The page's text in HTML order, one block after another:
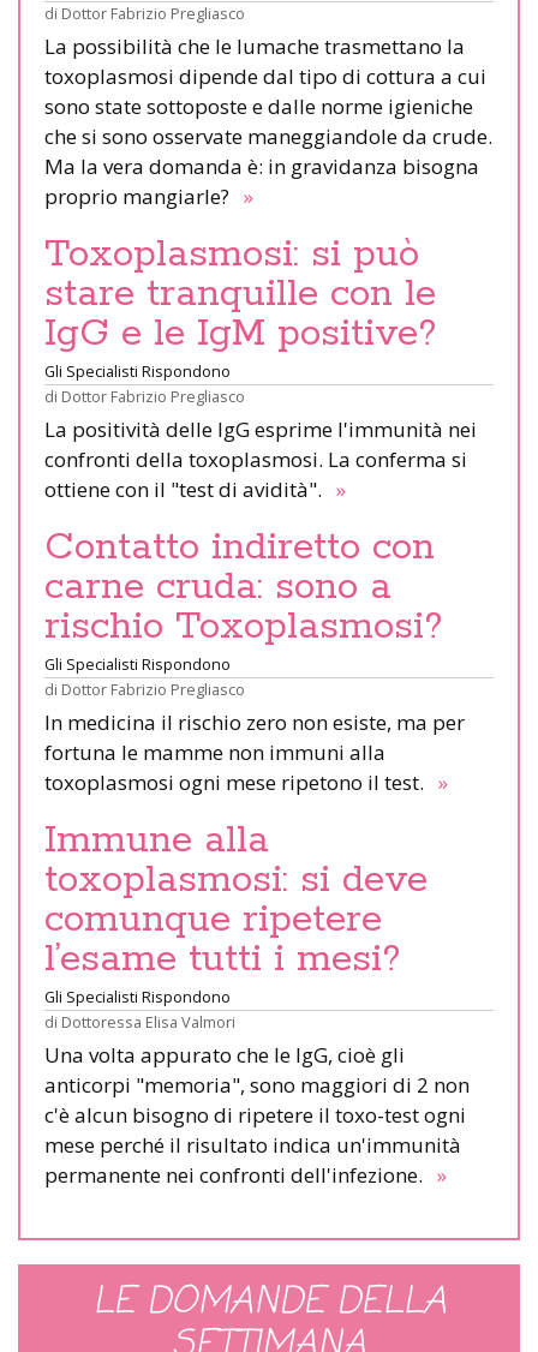
di Dottor Fabrizio Pregliasco
La possibilità che le lumache trasmettano la
toxoplasmosi dipende dal tipo di cottura a cui
sono state sottoposte e dalle norme igieniche
che si sono osservate maneggiandole da crude.
Ma la vera domanda è: in gravidanza bisogna
proprio mangiarle? »
Toxoplasmosi: si può
stare tranquille con le
IgG e le IgM positive?
Gli Specialisti Rispondono
di Dottor Fabrizio Pregliasco
La positività delle IgG esprime l'immunità nei
confronti della toxoplasmosi. La conferma si
ottiene con il "test di avidità". »
Contatto indiretto con
carne cruda: sono a
rischio Toxoplasmosi?
Gli Specialisti Rispondono
di Dottor Fabrizio Pregliasco
In medicina il rischio zero non esiste, ma per
fortuna le mamme non immuni alla
toxoplasmosi ogni mese ripetono il test. »
Immune alla
toxoplasmosi: si deve
comunque ripetere
l’esame tutti i mesi?
Gli Specialisti Rispondono
di Dottoressa Elisa Valmori
Una volta appurato che le IgG, cioè gli
anticorpi "memoria", sono maggiori di 2 non
c'è alcun bisogno di ripetere il toxo-test ogni
mese perché il risultato indica un'immunità
permanente nei confronti dell'infezione. »
LE DOMANDE DELLA